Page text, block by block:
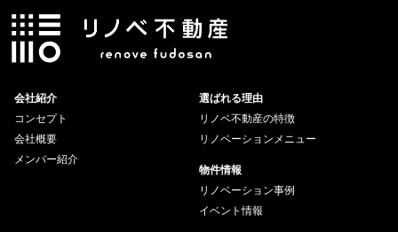
会社紹介
コンセプト
会社概要
メンバー紹介
選ばれる理由
リノベ不動産の特徴
リノベーションメニュー
物件情報
リノベーション事例
イベント情報